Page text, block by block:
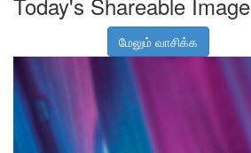
மேலும் வாசிக்க